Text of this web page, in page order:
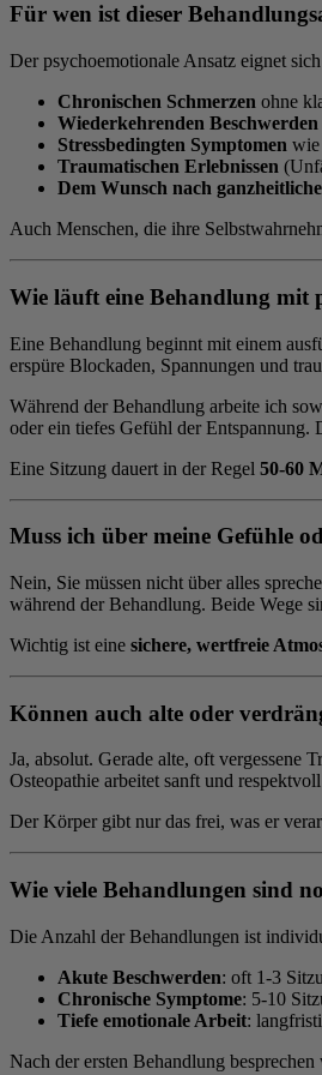
Für wen ist dieser
Der psychoemotionale Ansatz eignet
Chronischen Schmerzen ohne
Wiederkehrenden Beschwerden
Stressbedingten Symptomen wie
Traumatischen Erlebnissen
Dem Wunsch nach
Auch Menschen, die ihre
Wie läuft eine Behandlung mit
Eine Behandlung beginnt mit einem
erspüre Blockaden, Spannungen und
Während der Behandlung arbeite ich
oder ein tiefes Gefühl der Entspannung.
Eine Sitzung dauert in der Regel 50-60
Muss ich über meine Gefühle
Nein, Sie müssen nicht über alles
während der Behandlung. Beide Wege
Wichtig ist eine sichere, wertfreie
Können auch alte oder
Ja, absolut. Gerade alte, oft vergessene
Osteopathie arbeitet sanft und
Der Körper gibt nur das frei, was er
Wie viele Behandlungen sind
Die Anzahl der Behandlungen ist
Akute Beschwerden: oft 1-3
Chronische Symptome: 5-10
Tiefe emotionale Arbeit:
Nach der ersten Behandlung